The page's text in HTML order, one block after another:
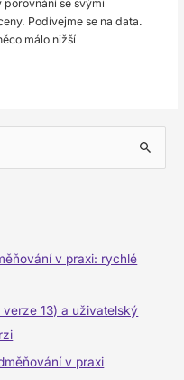
se svými
Podívejme se na data.
málo nižší
v praxi: rychlé
13) a uživatelský
v praxi